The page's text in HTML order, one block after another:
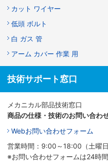
カット ワイヤー
低頭 ボルト
白 ガス 管
アーム カバー 作業 用
技術サポート窓口
メカニカル部品技術窓口
商品の仕様・技術のお問い合わ
Webお問い合わせフォーム
営業時間：9:00～18:00（土曜
※お問い合わせフォームは24時